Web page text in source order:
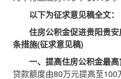
以下为征求意见稿全文：
住房公积金促进贵阳贵
条措施(征求意见稿)
一、提高住房公积金最高
贷款额度由80万元提高至